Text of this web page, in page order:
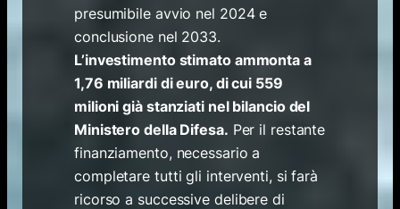
presumibile avvio nel 2024 e
conclusione nel 2033.
L’investimento stimato ammonta a
1,76 miliardi di euro, di cui 559
milioni già stanziati nel bilancio del
Ministero della Difesa. Per il restante
finanziamento, necessario a
completare tutti gli interventi, si farà
ricorso a successive delibere di